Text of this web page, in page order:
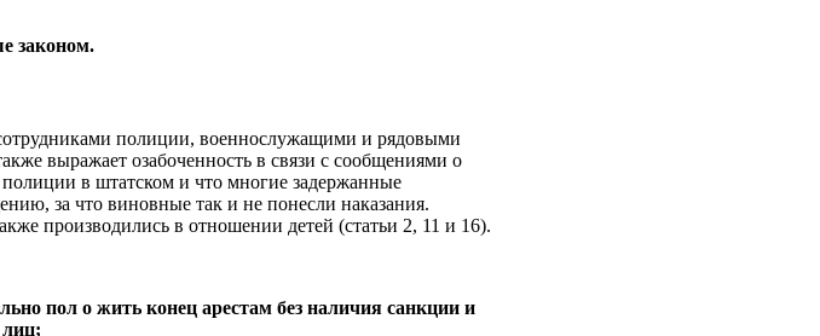
законом.
полиции, военнослужащими и рядовыми
выражает озабоченность в связи с сообщениями о
в штатском и что многие задержанные
за что виновные так и не понесли наказания.
производились в отношении детей (статьи 2, 11 и 16).
пол о жить конец арестам без наличия санкции и
лиц;